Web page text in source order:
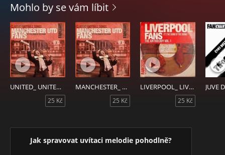
Mohlo by se vám líbit
UNITED_ UNITED (DAL A DAL)
25 Kč
MANCHESTER_ MANCHESTER_ MANCHESTER
25 Kč
LIVERPOOL_ LIVERPOOL
25 Kč
JUVE
Jak spravovat uvítaci melodie pohodlně?